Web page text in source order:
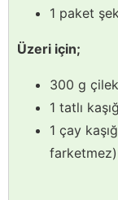
1 paket
Üzeri için;
300 g
1 tatlı
1 çay